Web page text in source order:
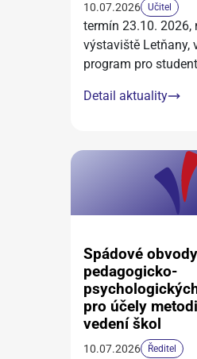
10.07.2026 Učitel
termín 23.10. 2026,
výstaviště Letňany,
program pro
Detail aktuality
Spádové obvody
pedagogicko-
pro účely
vedení škol
10.07.2026 Ředitel